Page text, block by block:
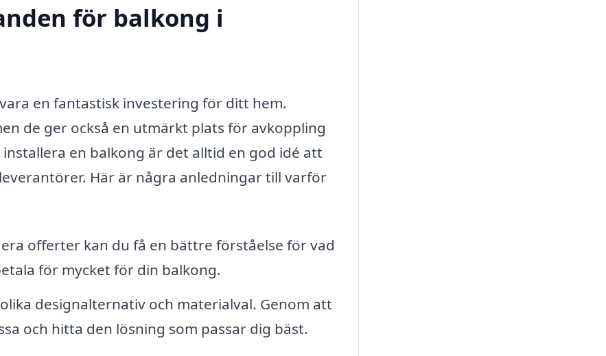
för balkong i
en fantastisk investering för ditt hem.
de ger också en utmärkt plats för avkoppling
en balkong är det alltid en god idé att
Här är några anledningar till varför
offerter kan du få en bättre förståelse för vad
för mycket för din balkong.
designalternativ och materialval. Genom att
och hitta den lösning som passar dig bäst.